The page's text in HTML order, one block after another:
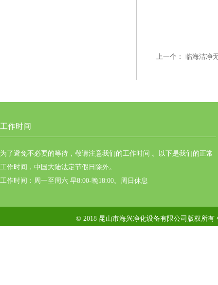
上一个： 临海洁净
工作时间
为了避免不必要的等待，敬请注意我们的工作时间 。以下是我们的正常
工作时间，中国大陆法定节假日除外。
工作时间：周一至周六 早8:00-晚18:00。周日休息
© 2018 昆山市海兴净化设备有限公司版权所有